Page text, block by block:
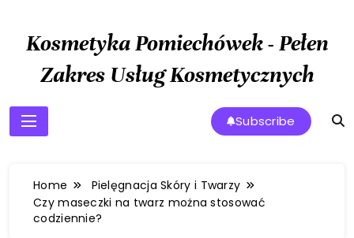
contentKosmetyka Pomiechówek - Pełen
Zakres Usług Kosmetycznych
Subscribe
Home
Pielęgnacja Skóry i Twarzy
Czy maseczki na twarz można stosować
codziennie?